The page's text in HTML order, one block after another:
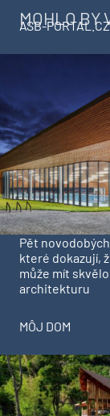
MOHLO BY
ASB-PORTAL.CZ
Pět
které dokazují,
může mít
architekturu
MÔJ DOM